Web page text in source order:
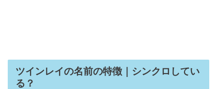
ツインレイの名前の特徴｜シンクロしてい
る？